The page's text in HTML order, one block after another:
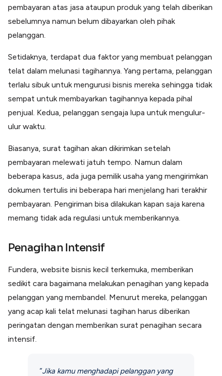
pembayaran atas jasa ataupun produk yang telah diberikan
sebelumnya namun belum dibayarkan oleh pihak
pelanggan.
Setidaknya, terdapat dua faktor yang membuat pelanggan
telat dalam melunasi tagihannya. Yang pertama, pelanggan
terlalu sibuk untuk mengurusi bisnis mereka sehingga tidak
sempat untuk membayarkan tagihannya kepada pihal
penjual. Kedua, pelanggan sengaja lupa untuk mengulur-
ulur waktu.
Biasanya, surat tagihan akan dikirimkan setelah
pembayaran melewati jatuh tempo. Namun dalam
beberapa kasus, ada juga pemilik usaha yang mengirimkan
dokumen tertulis ini beberapa hari menjelang hari terakhir
pembayaran. Pengiriman bisa dilakukan kapan saja karena
memang tidak ada regulasi untuk memberikannya.
Penagihan Intensif
Fundera, website bisnis kecil terkemuka, memberikan
sedikit cara bagaimana melakukan penagihan yang kepada
pelanggan yang membandel. Menurut mereka, pelanggan
yang acap kali telat melunasi tagihan harus diberikan
peringatan dengan memberikan surat penagihan secara
intensif.
“Jika kamu menghadapi pelanggan yang